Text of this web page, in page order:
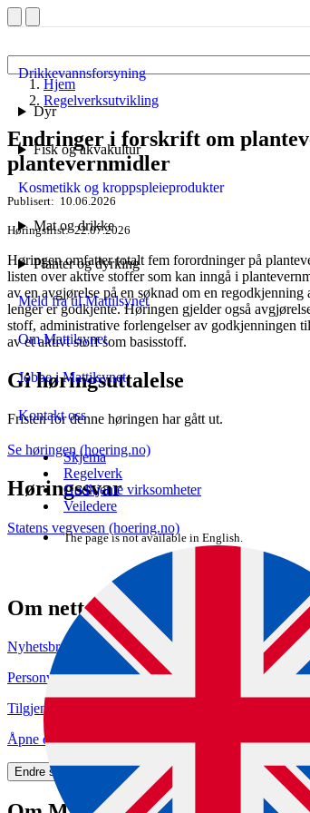
Drikkevannsforsyning
Dyr
Fisk og akvakultur
Kosmetikk og kroppspleieprodukter
Mat og drikke
Planter og dyrking
Meld fra til Mattilsynet
Om Mattilsynet
Jobbe i Mattilsynet
Kontakt oss
Skjema
Regelverk
Godkjente virksomheter
Veiledere
The page is not available in English.
Hjem
Regelverksutvikling
Endringer i forskrift om
plantevernmidler
Publisert 10.06.2026
Høringsfrist 22.07.2026
Høringen omfatter totalt fem forordninger på
listen over aktive stoffer som kan inngå i
av en avgjørelse på en søknad om en
lenger er godkjente. Høringen gjelder også
stoff, administrative forlengelser av godkjenningen
av et aktivt stoff som basisstoff.
Gi høringsuttalelse
Fristen for denne høringen har gått ut.
Se høringen (hoering.no)
Høringssvar
Statens vegvesen (hoering.no)
Om nettstedet
Nyhetsbrev
Personvern og informasjonskapsler
Tilgjengelighetserklæring (uustatus.no)
Åpne data (API)
Endre samtykke for informasjonskapsler